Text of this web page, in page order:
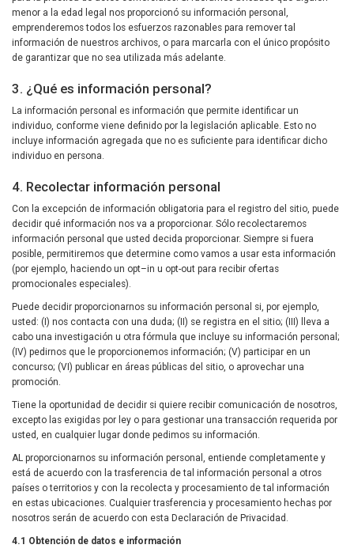
menor a la edad legal nos proporcionó su información personal,
emprenderemos todos los esfuerzos razonables para remover tal
información de nuestros archivos, o para marcarla con el único propósito
de garantizar que no sea utilizada más adelante.
3. ¿Qué es información personal?
La información personal es información que permite identificar un
individuo, conforme viene definido por la legislación aplicable. Esto no
incluye información agregada que no es suficiente para identificar dicho
individuo en persona.
4. Recolectar información personal
Con la excepción de información obligatoria para el registro del sitio, puede
decidir qué información nos va a proporcionar. Sólo recolectaremos
información personal que usted decida proporcionar. Siempre si fuera
posible, permitiremos que determine como vamos a usar esta información
(por ejemplo, haciendo un opt–in u opt-out para recibir ofertas
promocionales especiales).
Puede decidir proporcionarnos su información personal si, por ejemplo,
usted: (I) nos contacta con una duda; (II) se registra en el sitio; (III) lleva a
cabo una investigación u otra fórmula que incluye su información personal;
(IV) pedirnos que le proporcionemos información; (V) participar en un
concurso; (VI) publicar en áreas públicas del sitio, o aprovechar una
promoción.
Tiene la oportunidad de decidir si quiere recibir comunicación de nosotros,
excepto las exigidas por ley o para gestionar una transacción requerida por
usted, en cualquier lugar donde pedimos su información.
AL proporcionarnos su información personal, entiende completamente y
está de acuerdo con la trasferencia de tal información personal a otros
países o territorios y con la recolecta y procesamiento de tal información
en estas ubicaciones. Cualquier trasferencia y procesamiento hechas por
nosotros serán de acuerdo con esta Declaración de Privacidad.
4.1 Obtención de datos e información